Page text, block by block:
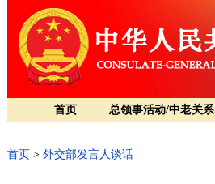
首页 总领事活动/中老关系
首页 > 外交部发言人谈话